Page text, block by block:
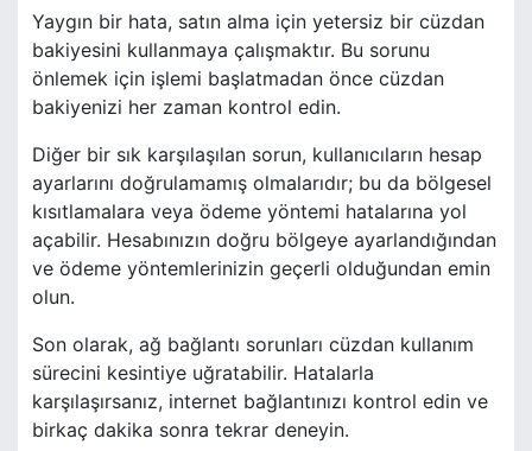
Yaygın bir hata, satın alma için yetersiz bir cüzdan
bakiyesini kullanmaya çalışmaktır. Bu sorunu
önlemek için işlemi başlatmadan önce cüzdan
bakiyenizi her zaman kontrol edin.
Diğer bir sık karşılaşılan sorun, kullanıcıların hesap
ayarlarını doğrulamamış olmalarıdır; bu da bölgesel
kısıtlamalara veya ödeme yöntemi hatalarına yol
açabilir. Hesabınızın doğru bölgeye ayarlandığından
ve ödeme yöntemlerinizin geçerli olduğundan emin
olun.
Son olarak, ağ bağlantı sorunları cüzdan kullanım
sürecini kesintiye uğratabilir. Hatalarla
karşılaşırsanız, internet bağlantınızı kontrol edin ve
birkaç dakika sonra tekrar deneyin.